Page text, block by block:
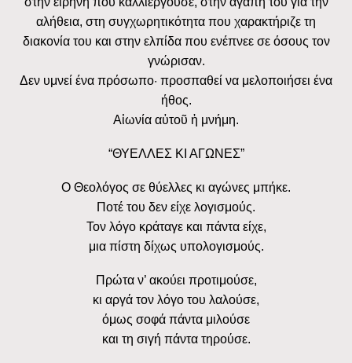
αλήθεια, στη συγχωρητικότητα που χαρακτήριζε τη
διακονία του και στην ελπίδα που ενέπνεε σε όσους τον
γνώρισαν.
Δεν υμνεί ένα πρόσωπο· προσπαθεί να μελοποιήσει ένα
ήθος.
Αἰωνία αὐτοῦ ἡ μνήμη.
“ΘΥΕΛΛΕΣ ΚΙ ΑΓΩΝΕΣ”
Ο Θεολόγος σε θύελλες κι αγώνες μπήκε.
Ποτέ του δεν είχε λογισμούς.
Τον λόγο κράταγε και πάντα είχε,
μια πίστη δίχως υπολογισμούς.
Πρώτα ν’ ακούει προτιμούσε,
κι αργά τον λόγο του λαλούσε,
όμως σοφά πάντα μιλούσε
και τη σιγή πάντα τηρούσε.